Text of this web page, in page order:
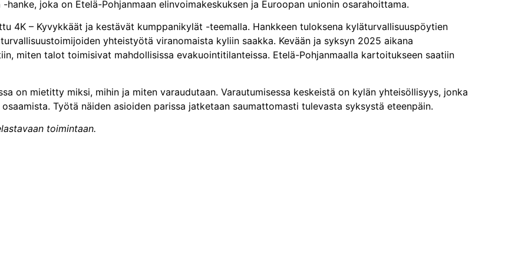
joka on Etelä-Pohjanmaan elinvoimakeskuksen ja Euroopan unionin osarahoittama.
4K – Kyvykkäät ja kestävät kumppanikylät -teemalla. Hankkeen tuloksena kyläturvallisuuspöytien
yhteistyötä viranomaista kyliin saakka. Kevään ja syksyn 2025 aikana
miten talot toimisivat mahdollisissa evakuointitilanteissa. Etelä-Pohjanmaalla kartoitukseen saatiin
on mietitty miksi, mihin ja miten varaudutaan. Varautumisessa keskeistä on kylän yhteisöllisyys, jonka
Työtä näiden asioiden parissa jatketaan saumattomasti tulevasta syksystä eteenpäin.
toimintaan.